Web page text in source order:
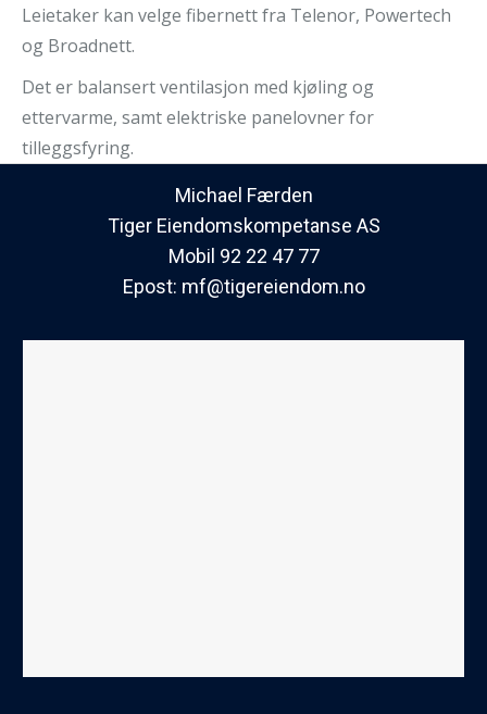
Leietaker kan velge fibernett fra Telenor, Powertech
og Broadnett.
Det er balansert ventilasjon med kjøling og
ettervarme, samt elektriske panelovner for
tilleggsfyring.
Michael Færden
Tiger Eiendomskompetanse AS
Mobil 92 22 47 77
Epost: mf@tigereiendom.no